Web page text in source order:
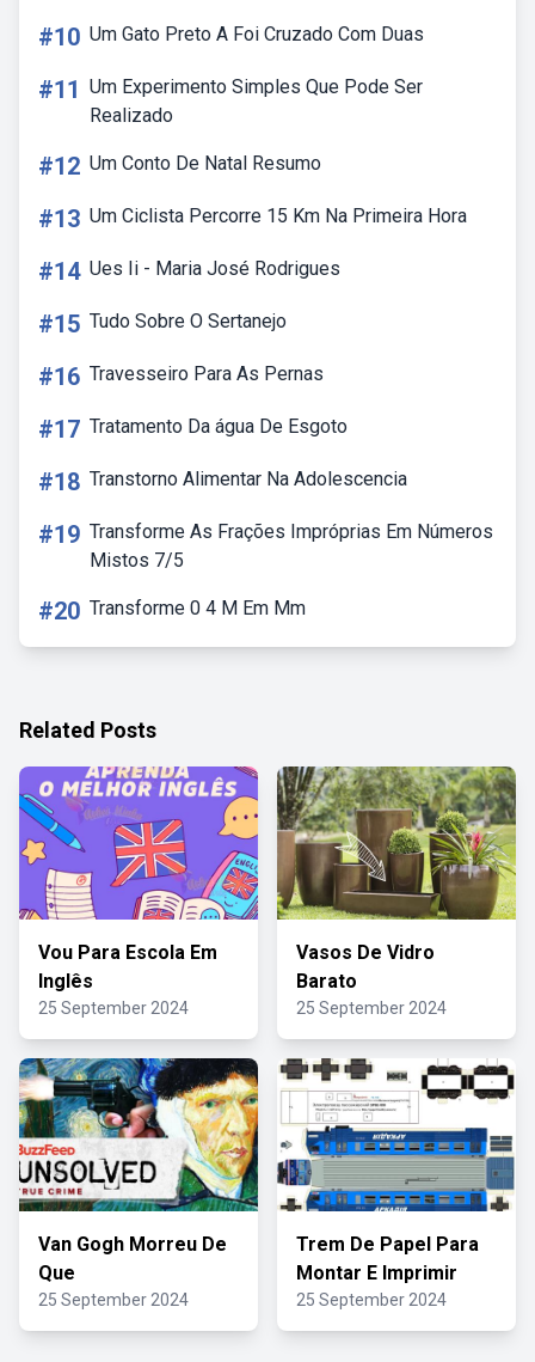
#10 Um Gato Preto A Foi Cruzado Com Duas
#11 Um Experimento Simples Que Pode Ser
Realizado
#12 Um Conto De Natal Resumo
#13 Um Ciclista Percorre 15 Km Na Primeira Hora
#14 Ues Ii - Maria José Rodrigues
#15 Tudo Sobre O Sertanejo
#16 Travesseiro Para As Pernas
#17 Tratamento Da água De Esgoto
#18 Transtorno Alimentar Na Adolescencia
#19 Transforme As Frações Impróprias Em Números
Mistos 7/5
#20 Transforme 0 4 M Em Mm
Related Posts
Vou Para Escola Em
Inglês
25 September 2024
Vasos De Vidro
Barato
25 September 2024
Van Gogh Morreu De
Que
25 September 2024
Trem De Papel Para
Montar E Imprimir
25 September 2024